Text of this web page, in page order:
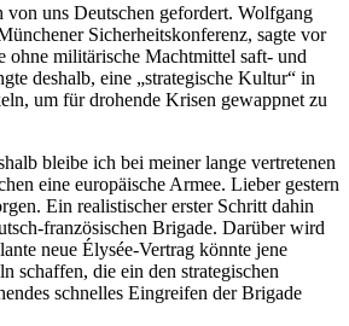
uns Deutschen gefordert. Wolfgang
Sicherheitskonferenz, sagte vor
ohne militärische Machtmittel saft- und
deshalb, eine „strategische Kultur“ in
um für drohende Krisen gewappnet zu
bleibe ich bei meiner lange vertretenen
eine europäische Armee. Lieber gestern
Ein realistischer erster Schritt dahin
französischen Brigade. Darüber wird
neue Élysée-Vertrag könnte jene
schaffen, die ein den strategischen
schnelles Eingreifen der Brigade